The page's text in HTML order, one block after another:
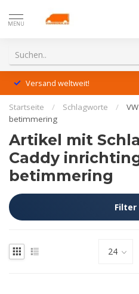
MENU
Versand weltweit!
Startseite / Schlagworte /
betimmering
Artikel mit
Caddy
betimmering
Filter